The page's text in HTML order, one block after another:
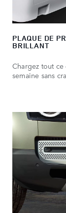
PLAQUE DE
BRILLANT
Chargez tout
semaine sans